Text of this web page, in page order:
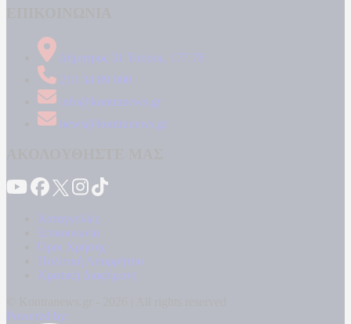
Δήμητρος 31 Ταύρος, 177 78
210 34 89 000
info@kontranews.gr
news@kontranews.gr
Καταγγελίες
Επικοινωνία
Όροι Χρήσης
Πολιτική Απορρήτου
Κρατική Διαφήμιση
Powered by: